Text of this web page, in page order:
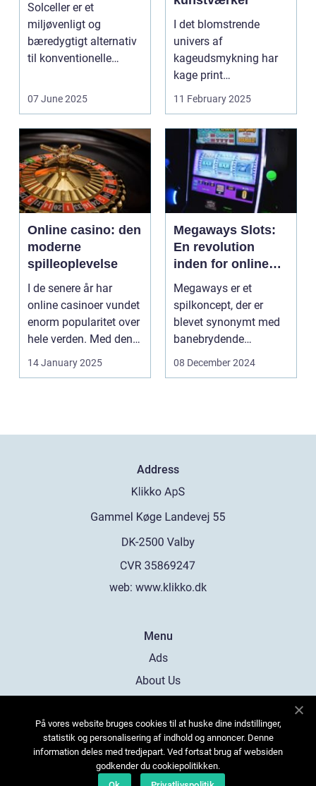
Solceller er et
miljøvenligt og
bæredygtigt alternativ
til konventionelle
07 June 2025
I det blomstrende
univers af
kageudsmykning har
kage print
revolutioneret måden,
11 February 2025
Online casino: den
moderne
spilleoplevelse
I de senere år har
online casinoer vundet
enorm popularitet over
hele verden. Med den
teknolog...
14 January 2025
Megaways Slots:
En revolution
inden for online
spilleautomater
Megaways er et
spilkoncept, der er
blevet synonymt med
banebrydende
innovation inden for
08 December 2024
Address
web: www.klikko.dk
Menu
Ads
About Us
Contact
Sitemap
På vores website bruges cookies til at huske dine indstillinger,
statistik og personalisering af indhold og annoncer. Denne
information deles med tredjepart. Ved fortsat brug af websiden
godkender du cookiepolitikken.